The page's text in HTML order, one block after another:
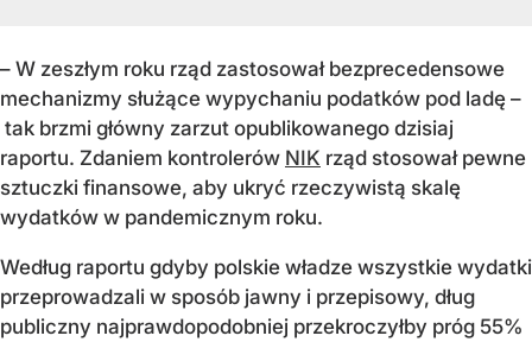
– W zeszłym roku rząd zastosował bezprecedensowe
mechanizmy służące wypychaniu podatków pod ladę –
tak brzmi główny zarzut opublikowanego dzisiaj
raportu. Zdaniem kontrolerów NIK rząd stosował pewne
sztuczki finansowe, aby ukryć rzeczywistą skalę
wydatków w pandemicznym roku.
Według raportu gdyby polskie władze wszystkie wydatki
przeprowadzali w sposób jawny i przepisowy, dług
publiczny najprawdopodobniej przekroczyłby próg 55%